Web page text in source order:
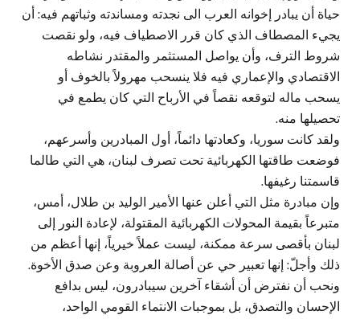
حياة أن يبادر إخوانه العرب الى نجدته ومساندته وثباتهم فيه: أن
يجيء المصطاف الذي كان قرر الاصطياف فيه، ولو نقصت
شروط الترف، وأن يواصل المستثمر والمقتدر نشاطه
الاقتصادي والإعماري فيه فلا ينسحب مهرولاً بالخوف أو
يسحب ماله لتوقعه نقصاً في الأرباح التي كان يطمع في
تحصيلها منه.
ولقد كانت سوريا، وكعادتها دائماً، أول المبادرين وأسرعهم،
فوضعت طاقتها الكهربائية تحت تصرف لبنان، هي التي طالما
قاسمتنا رغيفها.
وإن مبادرة مثل التي أعلن عنها الأمير الوليد بن طلال، أمس،
متبرعاً بقيمة المحولات الكهربائية المقتولة، لإعادة النور إلى
لبنان بأقصى سرعة ممكنة، ليست عملاً خيرياً، إنها أعظم من
ذلك وأجلّ: إنها تعبير حي عن أصالة العروبة وعن صدق الأخوة.
ونحب أن نفترض أن أشقاء آخرين سيبادرون، ليس بدافع
الإحسان والتصدق، بل بموجبات الانتماء القومي الواحد،